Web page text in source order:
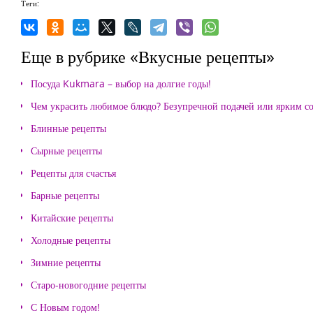
Теги:
Еще в рубрике «Вкусные рецепты»
Посуда Kukmara – выбор на долгие годы!
Чем украсить любимое блюдо? Безупречной подачей или ярким
Блинные рецепты
Сырные рецепты
Рецепты для счастья
Барные рецепты
Китайские рецепты
Холодные рецепты
Зимние рецепты
Старо-новогодние рецепты
С Новым годом!